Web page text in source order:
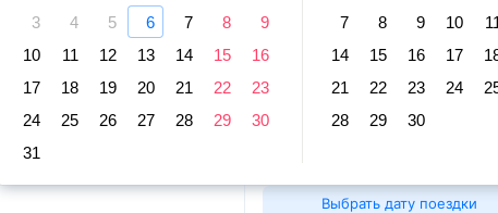
3
4 5 6 7 8
9
10
11 12 13 14 15
16
17
18 19 20 21 22
23
24
25 26 27 28 29
30
31
7
8 9 10
14
15 16 17
21
22 23 24
28
29 30
и прибытие по местному времени. Цены за 1
Выбрать дату поездки